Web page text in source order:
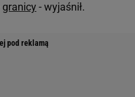
granicy - wyjaśnił.